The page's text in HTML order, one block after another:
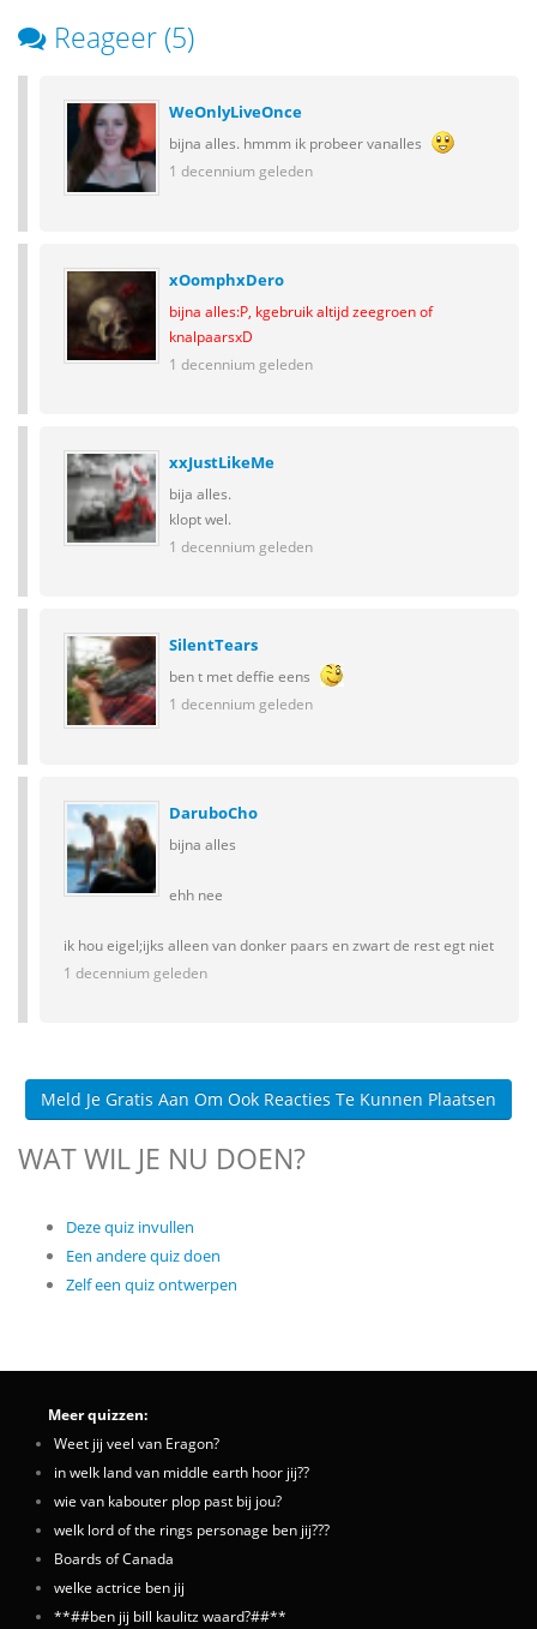
Reageer (5)
WeOnlyLiveOnce
bijna alles. hmmm ik probeer vanalles
1 decennium geleden
xOomphxDero
bijna alles:P, kgebruik altijd zeegroen of
knalpaarsxD
1 decennium geleden
xxJustLikeMe
bija alles.
klopt wel.
1 decennium geleden
SilentTears
ben t met deffie eens
1 decennium geleden
DaruboCho
bijna alles
ehh nee
ik hou eigel;ijks alleen van donker paars en zwart de rest egt niet
1 decennium geleden
Meld Je Gratis Aan Om Ook Reacties Te Kunnen Plaatsen
WAT WIL JE NU DOEN?
Deze quiz invullen
Een andere quiz doen
Zelf een quiz ontwerpen
Meer quizzen:
Weet jij veel van Eragon?
in welk land van middle earth hoor jij??
wie van kabouter plop past bij jou?
welk lord of the rings personage ben jij???
Boards of Canada
welke actrice ben jij
**##ben jij bill kaulitz waard?##**